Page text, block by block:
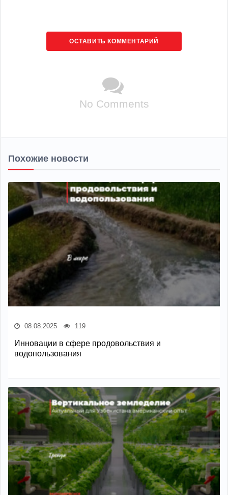
ОСТАВИТЬ КОММЕНТАРИЙ
No Comments
Похожие новости
08.08.2025 119
Инновации в сфере продовольствия и
водопользования